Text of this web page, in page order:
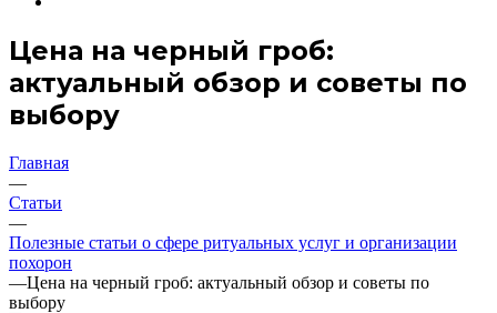
Цена на черный гроб:
актуальный обзор и советы по
выбору
Главная
—
Статьи
—
Полезные статьи о сфере ритуальных услуг и организации
похорон
—Цена на черный гроб: актуальный обзор и советы по
выбору